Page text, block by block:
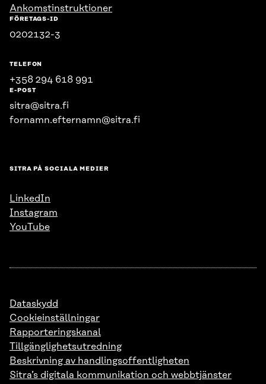
Ankomstinstruktioner
FÖRETAGS-ID
0202132-3
TELEFON
+358 294 618 991
E-POST
sitra@sitra.fi
fornamn.efternamn@sitra.fi
SITRA PÅ SOCIALA MEDIER
LinkedIn
Instagram
YouTube
Dataskydd
Cookieinställningar
Rapporteringskanal
Tillgänglighetsutredning
Beskrivning av handlingsoffentligheten
Sitra’s digitala kommunikation och webbtjänster